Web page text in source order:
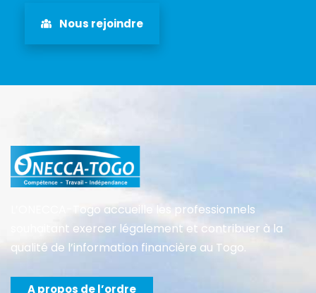
Nous rejoindre
L’ONECCA-Togo accueille les professionnels
souhaitant exercer légalement et contribuer à la
qualité de l’information financière au Togo.
A propos de l’ordre